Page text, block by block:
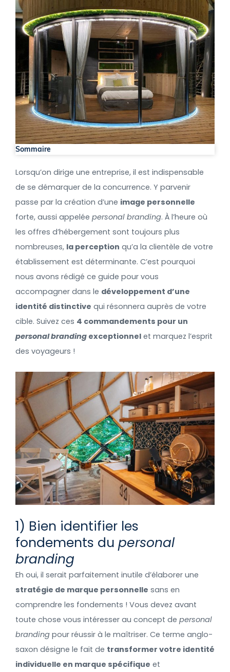
Sommaire
Lorsqu’on dirige une entreprise, il est indispensable
de se démarquer de la concurrence. Y parvenir
passe par la création d’une image personnelle
forte, aussi appelée personal branding. À l’heure où
les offres d’hébergement sont toujours plus
nombreuses, la perception qu’a la clientèle de votre
établissement est déterminante. C’est pourquoi
nous avons rédigé ce guide pour vous
accompagner dans le développement d’une
identité distinctive qui résonnera auprès de votre
cible. Suivez ces 4 commandements pour un
personal branding exceptionnel et marquez l’esprit
des voyageurs !
1) Bien identifier les
fondements du personal
branding
Eh oui, il serait parfaitement inutile d’élaborer une
stratégie de marque personnelle sans en
comprendre les fondements ! Vous devez avant
toute chose vous intéresser au concept de personal
branding pour réussir à le maîtriser. Ce terme anglo-
saxon désigne le fait de transformer votre identité
individuelle en marque spécifique et